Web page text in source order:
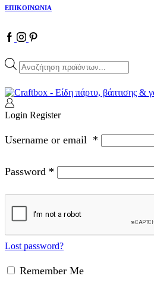
ΕΠΙΚΟΙΝΩΝΙΑ
Facebook
Instagram
Pinterest
Products
search
Login Register
Username or email *
Password *
Lost password?
Remember Me